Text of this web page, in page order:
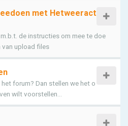
met Hetweeract
de instructies om mee te doe
van upload files
het forum? Dan stellen we het o
wilt voorstellen...